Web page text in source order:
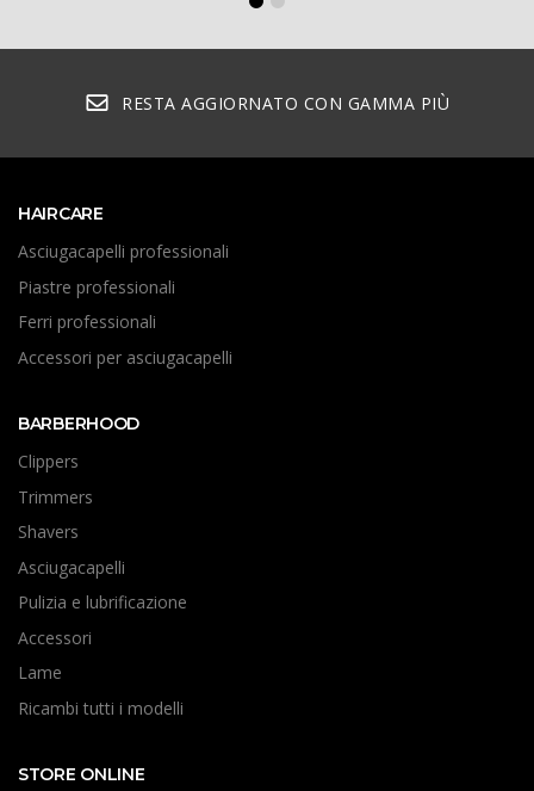
RESTA AGGIORNATO CON GAMMA PIÙ
HAIRCARE
Asciugacapelli professionali
Piastre professionali
Ferri professionali
Accessori per asciugacapelli
BARBERHOOD
Clippers
Trimmers
Shavers
Asciugacapelli
Pulizia e lubrificazione
Accessori
Lame
Ricambi tutti i modelli
STORE ONLINE